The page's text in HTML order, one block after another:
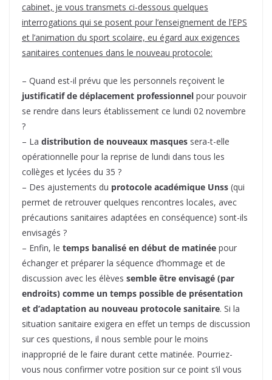
cabinet, je vous transmets ci-dessous quelques
interrogations qui se posent pour l’enseignement de l’EPS
et l’animation du sport scolaire, eu égard aux exigences
sanitaires contenues dans le nouveau protocole:
– Quand est-il prévu que les personnels reçoivent le
justificatif de déplacement professionnel pour pouvoir
se rendre dans leurs établissement ce lundi 02 novembre
?
– La distribution de nouveaux masques sera-t-elle
opérationnelle pour la reprise de lundi dans tous les
collèges et lycées du 35 ?
– Des ajustements du protocole académique Unss (qui
permet de retrouver quelques rencontres locales, avec
précautions sanitaires adaptées en conséquence) sont-ils
envisagés ?
– Enfin, le temps banalisé en début de matinée pour
échanger et préparer la séquence d’hommage et de
discussion avec les élèves semble être envisagé (par
endroits) comme un temps possible de présentation
et d’adaptation au nouveau protocole sanitaire. Si la
situation sanitaire exigera en effet un temps de discussion
sur ces questions, il nous semble pour le moins
inapproprié de le faire durant cette matinée. Pourriez-
vous nous confirmer votre position sur ce point s’il vous